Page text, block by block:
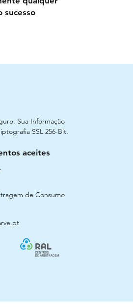
sucesso
Sua Informação
SSL 256-Bit.
aceites
de Consumo